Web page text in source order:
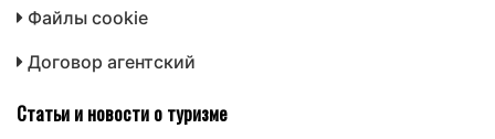
Файлы cookie
Договор агентский
Статьи и новости о туризме